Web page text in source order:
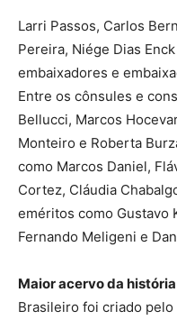
Larri Passos, Carlos
Pereira, Niége Dias
embaixadores e
Entre os cônsules e
Bellucci, Marcos
Monteiro e Roberta
como Marcos Daniel,
Cortez, Cláudia
eméritos como Gustavo
Fernando Meligeni e
Maior acervo da história
Brasileiro foi criado